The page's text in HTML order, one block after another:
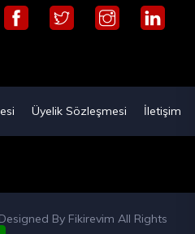
Üyelik Sözleşmesi İletişim
By Fikirevim All Rights